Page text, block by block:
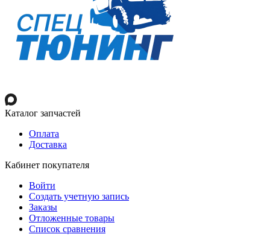
Каталог запчастей
Оплата
Доставка
Кабинет покупателя
Войти
Создать учетную запись
Заказы
Отложенные товары
Список сравнения